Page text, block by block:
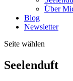
Über
Blog
Newsletter
Seite wählen
Seelenduft